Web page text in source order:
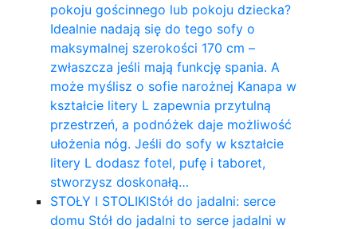
pokoju gościnnego lub pokoju dziecka?
Idealnie nadają się do tego sofy o
maksymalnej szerokości 170 cm –
zwłaszcza jeśli mają funkcję spania. A
może myślisz o sofie narożnej Kanapa w
kształcie litery L zapewnia przytulną
przestrzeń, a podnóżek daje możliwość
ułożenia nóg. Jeśli do sofy w kształcie
litery L dodasz fotel, pufę i taboret,
stworzysz doskonałą…
STOŁY I STOLIKIStół do jadalni: serce
domu Stół do jadalni to serce jadalni w